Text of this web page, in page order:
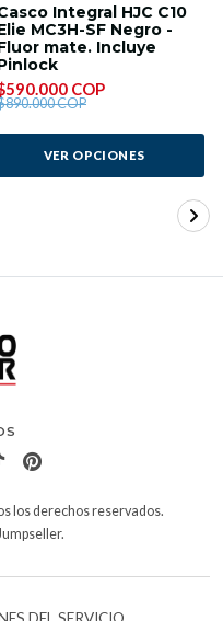
Integral HJC C10
MC3H-SF Negro -
mate. Incluye
COP
COP
VER OPCIONES
los derechos reservados.
.
DEL SERVICIO.